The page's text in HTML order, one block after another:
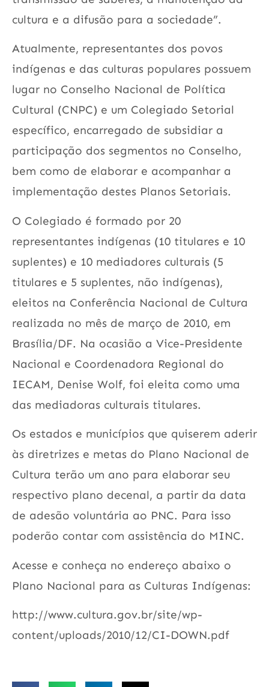
cultura e a difusão para a sociedade”.
Atualmente, representantes dos povos
indígenas e das culturas populares possuem
lugar no Conselho Nacional de Política
Cultural (CNPC) e um Colegiado Setorial
específico, encarregado de subsidiar a
participação dos segmentos no Conselho,
bem como de elaborar e acompanhar a
implementação destes Planos Setoriais.
O Colegiado é formado por 20
representantes indígenas (10 titulares e 10
suplentes) e 10 mediadores culturais (5
titulares e 5 suplentes, não indígenas),
eleitos na Conferência Nacional de Cultura
realizada no mês de março de 2010, em
Brasília/DF. Na ocasião a Vice-Presidente
Nacional e Coordenadora Regional do
IECAM, Denise Wolf, foi eleita como uma
das mediadoras culturais titulares.
Os estados e municípios que quiserem aderir
às diretrizes e metas do Plano Nacional de
Cultura terão um ano para elaborar seu
respectivo plano decenal, a partir da data
de adesão voluntária ao PNC. Para isso
poderão contar com assistência do MINC.
Acesse e conheça no endereço abaixo o
Plano Nacional para as Culturas Indígenas:
http://www.cultura.gov.br/site/wp-
content/uploads/2010/12/CI-DOWN.pdf